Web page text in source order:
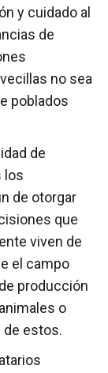
y cuidado al
de
no sea
poblados
de
los
de otorgar
que
viven de
el campo
producción
o
estos.